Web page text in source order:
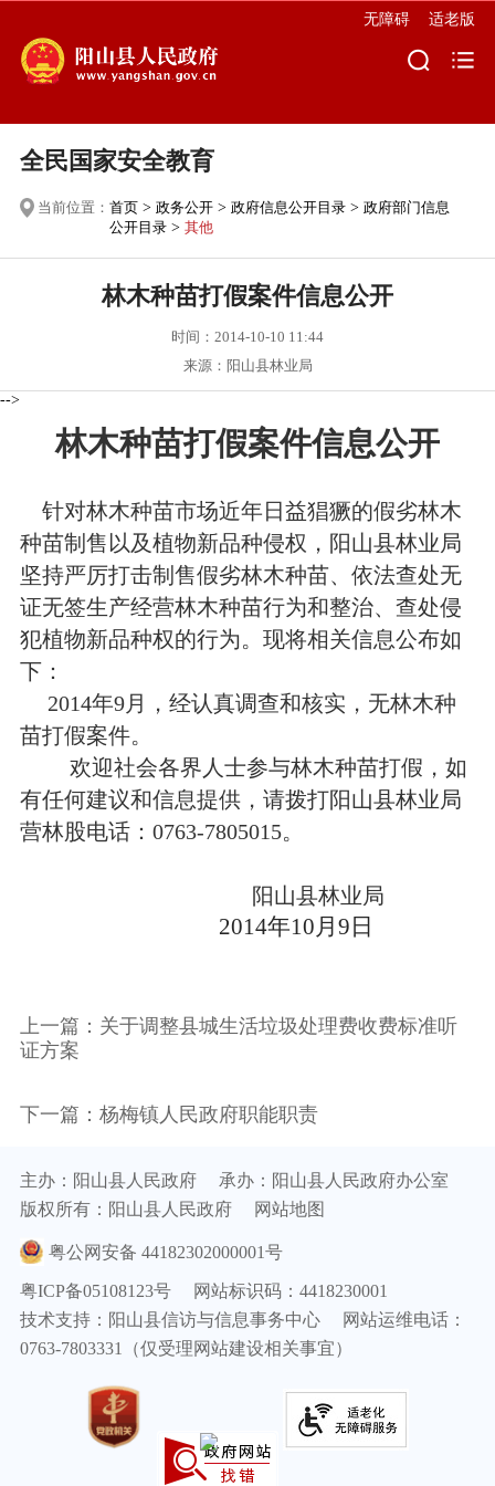
无障碍 适老版
全民国家安全教育
当前位置： 首页> 政务公开> 政府信息公开目录> 政府部门信息
公开目录> 其他
林木种苗打假案件信息公开
时间：2014-10-10 11:44
来源：阳山县林业局
-->
林木种苗打假案件信息公开
针对林木种苗市场近年日益猖獗的假劣林木
种苗制售以及植物新品种侵权， 阳山县林业局
坚持严厉打击制售假劣林木种苗、依法查处无
证无签生产经营林木种苗行为和整治、 查处侵
犯植物新品种权的行为。 现将相关信息公布如
下：
2014年9月，经认真调查和核实，无林木种
苗打假案件。
欢迎社会各界人士参与林木种苗打假，如
有任何建议和信息提供，请拨打阳山县林业局
营林股电话：0763-7805015。
阳山县林业局
2014年10月9日
上一篇：关于调整县城生活垃圾处理费收费标准听
证方案
下一篇：杨梅镇人民政府职能职责
主办：阳山县人民政府
承办：阳山县人民政府办公室
版权所有：阳山县人民政府
网站地图
粤公网安备 44182302000001号
粤ICP备05108123号
网站标识码：4418230001
技术支持：阳山县信访与信息事务中心
网站运维电话：
0763-7803331（仅受理网站建设相关事宜）